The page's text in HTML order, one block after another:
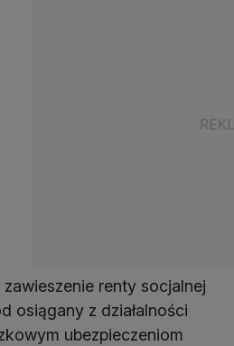
renty socjalnej
osiągany z działalności
ubezpieczeniom